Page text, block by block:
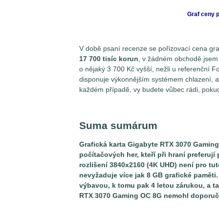
Graf ceny
V době psaní recenze se pořizovací cena
17 700 tisíc korun , v žádném obchodě
o nějaký 3 700 Kč vyšší, nežli u referenční
disponuje výkonnějším systémem chlazení,
každém případě, vy budete vůbec rádi,
Suma sumárum
Grafická karta Gigabyte RTX 3070
počítačových her, kteří při hraní preferují
rozlišení 3840x2160 (4K UHD) není pro
nevyžaduje více jak 8 GB grafické
výbavou, k tomu pak 4 letou zárukou, a
RTX 3070 Gaming OC 8G nemohl